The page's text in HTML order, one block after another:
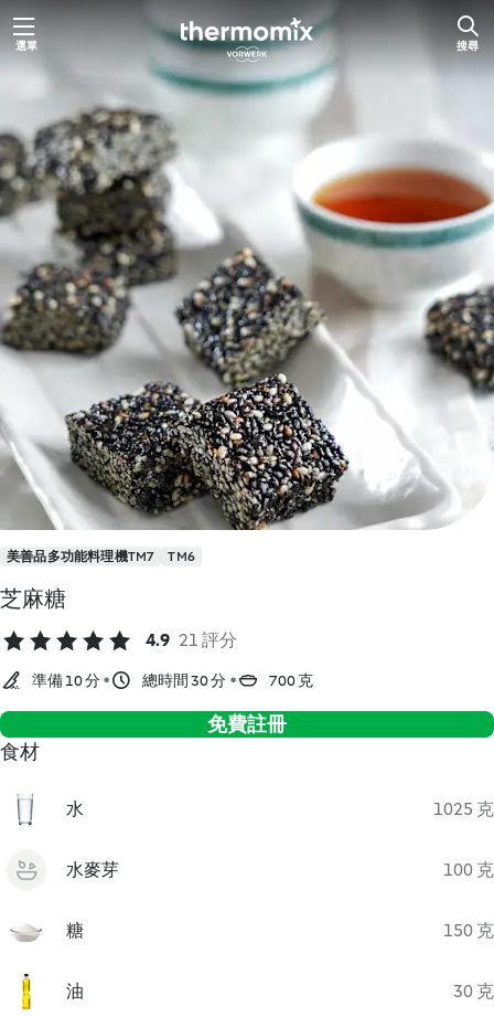
跳
容
選單 搜尋
美善品多功能料理機TM7 TM6
芝麻糖
4.9 21 評分
準備 10 分 總時間 30 分 700 克
免費註冊
食材
水 1025 克
水麥芽 100 克
糖 150 克
油 30 克